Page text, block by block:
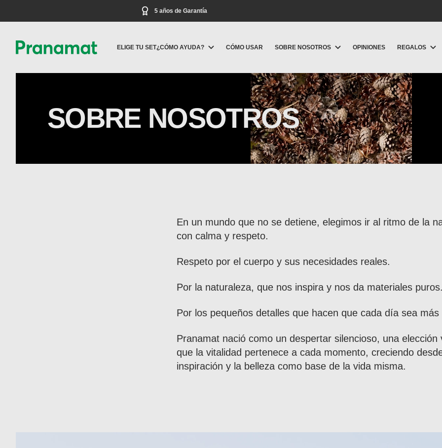
5 años de Garantía
ELIGE TU SET¿CÓMO AYUDA? CÓMO USAR SOBRE NOSOTROS OPINIONES REGALOS
SOBRE NOSOTROS
En un mundo que no se detiene, elegimos ir al ritmo de la
con calma y respeto.
Respeto por el cuerpo y sus necesidades reales.
Por la naturaleza, que nos inspira y nos da materiales
Por los pequeños detalles que hacen que cada día sea más
Pranamat nació como un despertar silencioso, una elección
que la vitalidad pertenece a cada momento, creciendo
inspiración y la belleza como base de la vida misma.